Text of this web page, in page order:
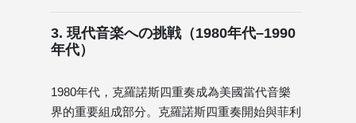
3. 現代音楽への挑戦（1980年代–1990
年代）
1980年代，克羅諾斯四重奏成為美國當代音樂
界的重要組成部分。克羅諾斯四重奏開始與菲利